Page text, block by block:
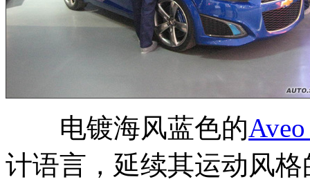
电镀海风蓝色的
计语言，延续其运动风